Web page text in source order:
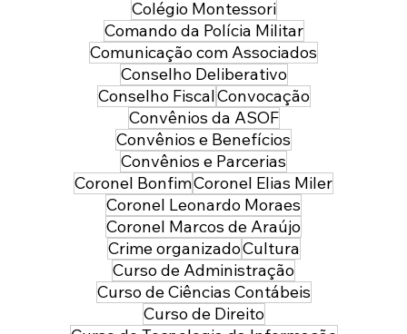
Colégio Montessori
Comando da Polícia Militar
Comunicação com Associados
Conselho Deliberativo
Conselho FiscalConvocação
Convênios da ASOF
Convênios e Benefícios
Convênios e Parcerias
Coronel BonfimCoronel Elias Miler
Coronel Leonardo Moraes
Coronel Marcos de Araújo
Crime organizadoCultura
Curso de Administração
Curso de Ciências Contábeis
Curso de Direito